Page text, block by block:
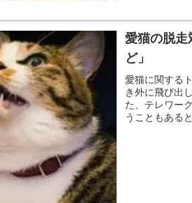
愛猫の脱走
ど」
愛猫に関する
き外に飛び出
た、テレワー
うこともある